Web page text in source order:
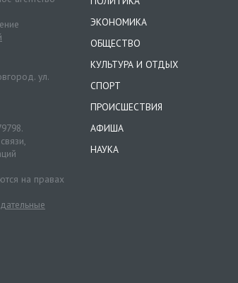
ул.
на правах
ЭКОНОМИКА
ОБЩЕСТВО
КУЛЬТУРА И ОТДЫХ
СПОРТ
ПРОИСШЕСТВИЯ
АФИША
НАУКА